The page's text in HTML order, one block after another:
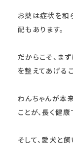
お薬は症状を和
配もあります。
だからこそ、ま
を整えてあげる
わんちゃんが本
ことが、長く健
そして、愛犬と